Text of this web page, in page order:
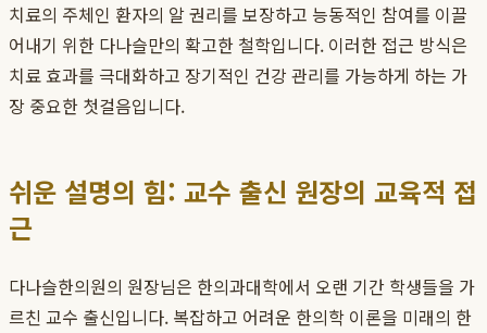
치료의 주체인 환자의 알 권리를 보장하고 능동적인 참여를 이끌
어내기 위한 다나슬만의 확고한 철학입니다. 이러한 접근 방식은
치료 효과를 극대화하고 장기적인 건강 관리를 가능하게 하는 가
장 중요한 첫걸음입니다.
쉬운 설명의 힘: 교수 출신 원장의 교육적 접
근
다나슬한의원의 원장님은 한의과대학에서 오랜 기간 학생들을 가
르친 교수 출신입니다. 복잡하고 어려운 한의학 이론을 미래의 한